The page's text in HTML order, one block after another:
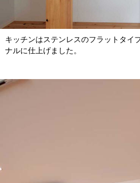
キッチンはステンレスのフラットタイ
ナルに仕上げました。